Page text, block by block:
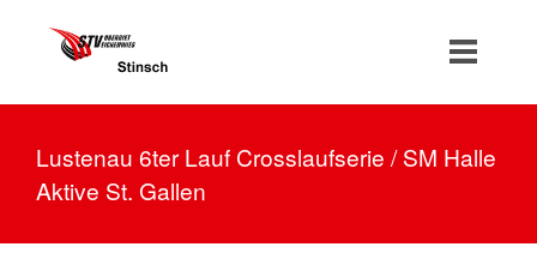
Lustenau 6ter Lauf Crosslaufserie / SM Halle
Aktive St. Gallen